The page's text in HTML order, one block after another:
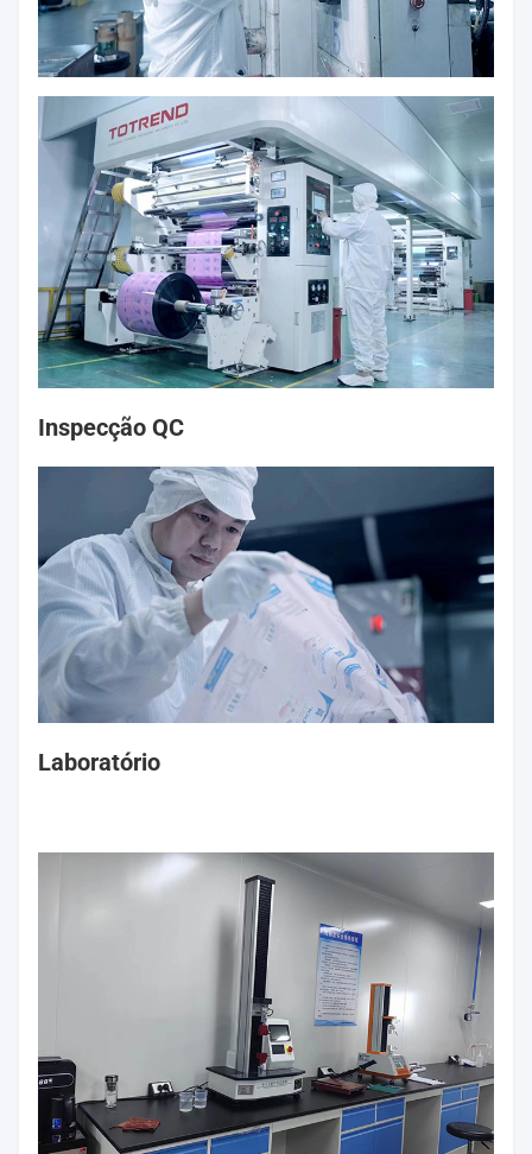
Inspecção QC
Laboratório